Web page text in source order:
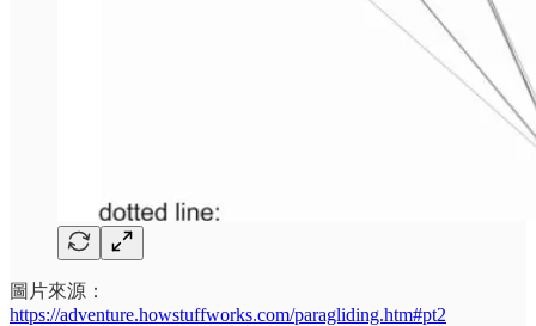
圖片來源：
https://adventure.howstuffworks.com/paragliding.htm#pt2